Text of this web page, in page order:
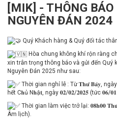
[MIK] - THÔNG
NGUYÊN ĐÁN 2024
Quý Khách hàng & Quý đối tác
Hòa chung không khí rộn ràng
xin trân trọng thông báo và gửi đến Quý
Nguyên Đán 2025 như sau:
Thời gian nghỉ lễ : Từ 𝐓𝐡𝐮̛́ 𝐁𝐚̉𝐲,
hết C𝐡ủ N𝐡ậ𝐭, ngày 𝟎𝟐/𝟎𝟐/𝟐𝟎𝟐𝟓 (tức 𝟎𝟔/
Thời gian làm việc trở lại: 𝟎𝟖𝐡𝟎𝟎
Âm lịch).